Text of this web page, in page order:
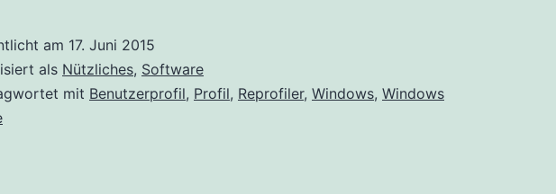
am 17. Juni 2015
als Nützliches, Software
mit Benutzerprofil, Profil, Reprofiler, Windows, Windows